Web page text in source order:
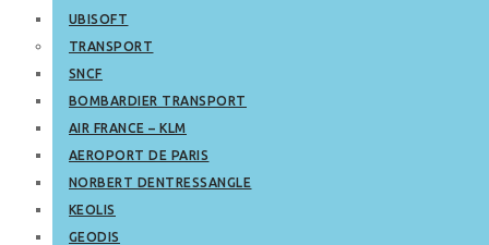
UBISOFT
TRANSPORT
SNCF
BOMBARDIER TRANSPORT
AIR FRANCE – KLM
AEROPORT DE PARIS
NORBERT DENTRESSANGLE
KEOLIS
GEODIS